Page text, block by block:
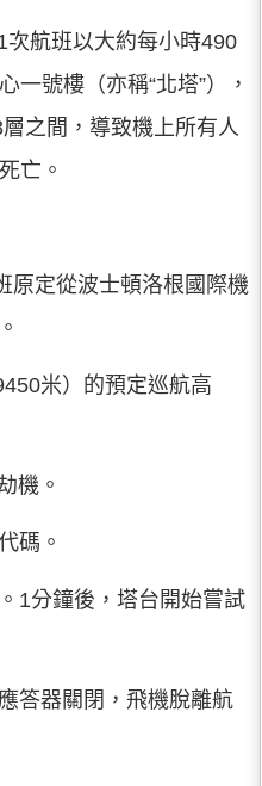
航班以大約每小時490
一號樓（亦稱“北塔”），
之間，導致機上所有人
亡。
原定從波士頓洛根國際機
米）的預定巡航高
機。
碼。
1分鐘後，塔台開始嘗試
答器關閉，飛機脫離航